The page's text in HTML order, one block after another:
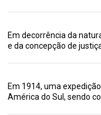
Em decorrência da
e da concepção de
Em 1914, uma
América do Sul, sendo